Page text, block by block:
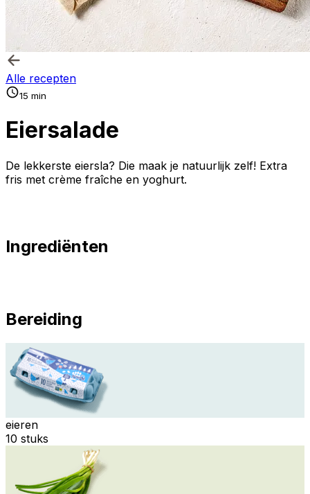
Alle recepten
15 min
Eiersalade
De lekkerste eiersla? Die maak je natuurlijk zelf! Extra
fris met crème fraîche en yoghurt.
Ingrediënten
Bereiding
eieren
10 stuks